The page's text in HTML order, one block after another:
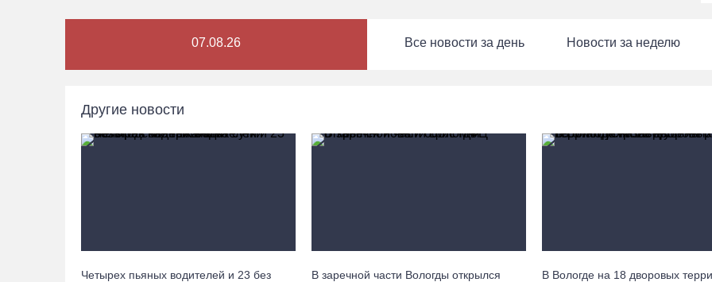
07.08.26 Все новости за день Новости за неделю
Другие новости
Четырех пьяных водителей и 23 без
В заречной части Вологды открылся
В Вологде на 18 дворовых